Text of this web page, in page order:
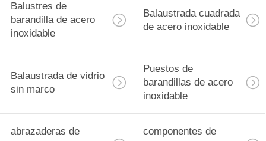
Balustres de
barandilla de acero
inoxidable
Balaustrada cuadrada
de acero inoxidable
Balaustrada de vidrio
sin marco
Puestos de
barandillas de acero
inoxidable
abrazaderas de
componentes de